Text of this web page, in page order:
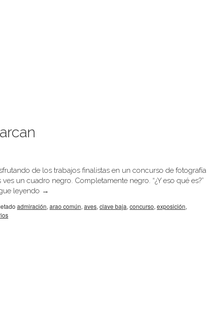
de los trabajos finalistas en un concurso de fotografía
un cuadro negro. Completamente negro. “¿Y eso qué es?”
leyendo →
admiración, arao común, aves, clave baja, concurso, exposición,